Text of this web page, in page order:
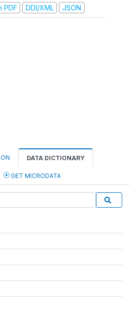
PDF
DDI/XML JSON
DATA DICTIONARY
GET MICRODATA